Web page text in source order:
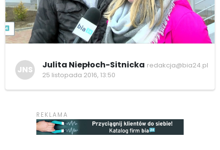
JNS Julita Niepłoch-Sitnicka redakcja@bia24.pl
25 listopada 2016, 13:50